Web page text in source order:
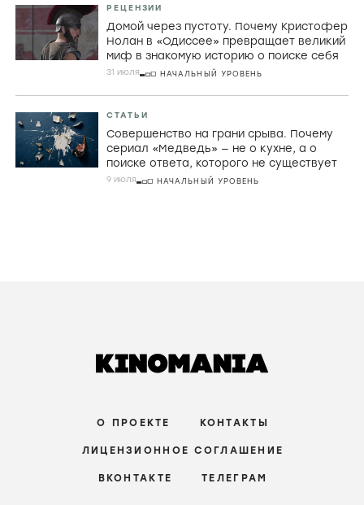
РЕЦЕНЗИИ
Домой через пустоту. Почему Кристофер
Нолан в «Одиссее» превращает великий
миф в знакомую историю о поиске себя
31 июля НАЧАЛЬНЫЙ УРОВЕНЬ
СТАТЬИ
Совершенство на грани срыва. Почему
сериал «Медведь» — не о кухне, а о
поиске ответа, которого не существует
9 июля НАЧАЛЬНЫЙ УРОВЕНЬ
О ПРОЕКТЕ КОНТАКТЫ
ЛИЦЕНЗИОННОЕ СОГЛАШЕНИЕ
ВКОНТАКТЕ ТЕЛЕГРАМ